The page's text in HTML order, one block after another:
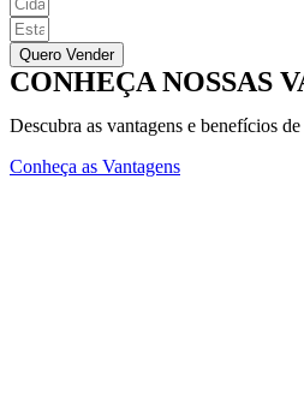
Quero Vender
CONHEÇA NOSSAS
Descubra as vantagens e benefícios
Conheça as Vantagens